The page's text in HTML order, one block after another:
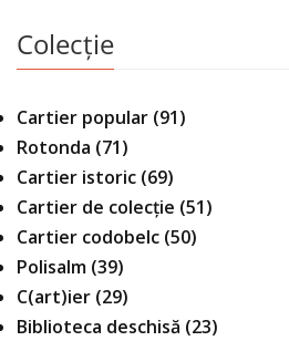
Colecție
Cartier popular (91)
Rotonda (71)
Cartier istoric (69)
Cartier de colecție (51)
Cartier codobelc (50)
Polisalm (39)
C(art)ier (29)
Biblioteca deschisă (23)